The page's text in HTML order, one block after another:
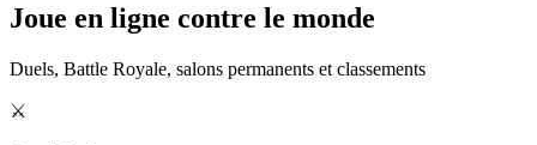
Joue en ligne contre le monde
Duels, Battle Royale, salons permanents et classements
⚔️